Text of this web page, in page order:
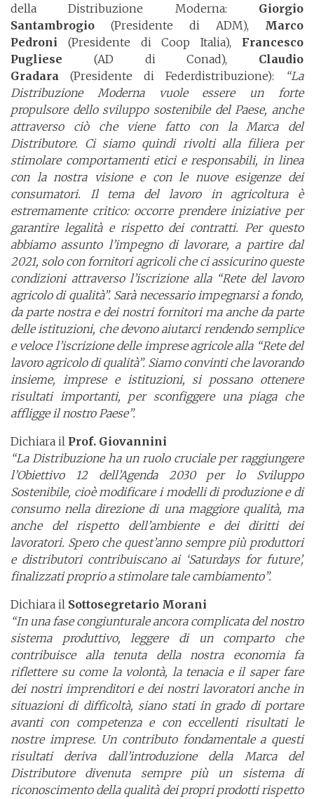
della Distribuzione Moderna: Giorgio
Santambrogio (Presidente di ADM), Marco
Pedroni (Presidente di Coop Italia), Francesco
Pugliese (AD di Conad), Claudio
Gradara (Presidente di Federdistribuzione):
“La
Distribuzione Moderna vuole essere un forte
propulsore dello sviluppo sostenibile del Paese, anche
attraverso ciò che viene fatto con la Marca del
Distributore. Ci siamo quindi rivolti alla filiera per
stimolare comportamenti etici e responsabili, in linea
con la nostra visione e con le nuove esigenze dei
consumatori. Il tema del lavoro in agricoltura è
estremamente critico: occorre prendere iniziative per
garantire legalità e rispetto dei contratti. Per questo
abbiamo assunto l’impegno di lavorare, a partire dal
2021, solo con fornitori agricoli che ci assicurino queste
condizioni attraverso l’iscrizione alla “Rete del lavoro
agricolo di qualità”. Sarà necessario impegnarsi a fondo,
da parte nostra e dei nostri fornitori ma anche da parte
delle istituzioni, che devono aiutarci rendendo semplice
e veloce l’iscrizione delle imprese agricole alla “Rete del
lavoro agricolo di qualità”. Siamo convinti che lavorando
insieme, imprese e istituzioni, si possano ottenere
risultati importanti, per sconfiggere una piaga che
affligge il nostro Paese”.
Dichiara il Prof. Giovannini
“La Distribuzione ha un ruolo cruciale per raggiungere
l’Obiettivo 12 dell’Agenda 2030 per lo Sviluppo
Sostenibile, cioè modificare i modelli di produzione e di
consumo nella direzione di una maggiore qualità, ma
anche del rispetto dell’ambiente e dei diritti dei
lavoratori. Spero che quest’anno sempre più produttori
e distributori contribuiscano ai ‘Saturdays for future’,
finalizzati proprio a stimolare tale cambiamento”.
Dichiara il Sottosegretario Morani
“In una fase congiunturale ancora complicata del nostro
sistema produttivo, leggere di un comparto che
contribuisce alla tenuta della nostra economia fa
riflettere su come la volontà, la tenacia e il saper fare
dei nostri imprenditori e dei nostri lavoratori anche in
situazioni di difficoltà, siano stati in grado di portare
avanti con competenza e con eccellenti risultati le
nostre imprese. Un contributo fondamentale a questi
risultati deriva dall’introduzione della Marca del
Distributore divenuta sempre più un sistema di
riconoscimento della qualità dei propri prodotti rispetto